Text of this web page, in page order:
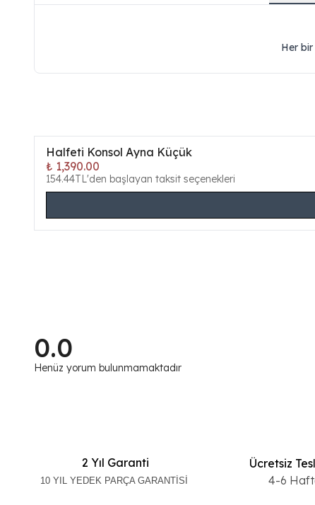
Her
Halfeti Konsol Ayna Küçük
₺ 1,390.00
154.44TL'den başlayan taksit seçenekleri
0.0
Henüz yorum bulunmamaktadır
2 Yıl Garanti
10 YIL YEDEK PARÇA GARANTİSİ
Ücretsiz
4-6